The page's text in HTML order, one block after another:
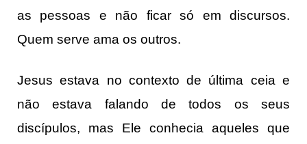
as pessoas e não ficar só em discursos.
Quem serve ama os outros.
Jesus estava no contexto de última ceia e
não estava falando de todos os seus
discípulos, mas Ele conhecia aqueles que